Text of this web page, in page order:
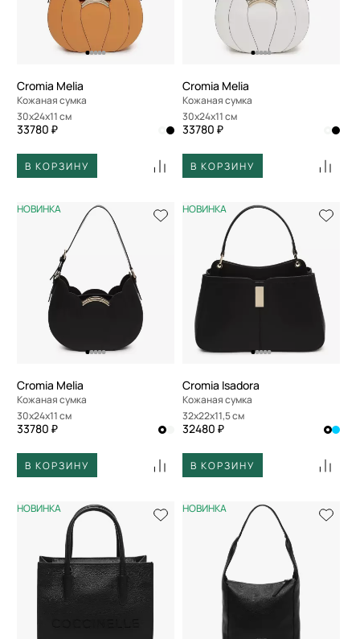
Cromia Melia
Кожаная сумка
30x24x11 см
33780 ₽
В КОРЗИНУ
Cromia Melia
Кожаная сумка
30x24x11 см
33780 ₽
В КОРЗИНУ
НОВИНКА
Cromia Melia
Кожаная сумка
30x24x11 см
33780 ₽
В КОРЗИНУ
НОВИНКА
Cromia Isadora
Кожаная сумка
32x22x11,5 см
32480 ₽
В КОРЗИНУ
НОВИНКА НОВИНКА